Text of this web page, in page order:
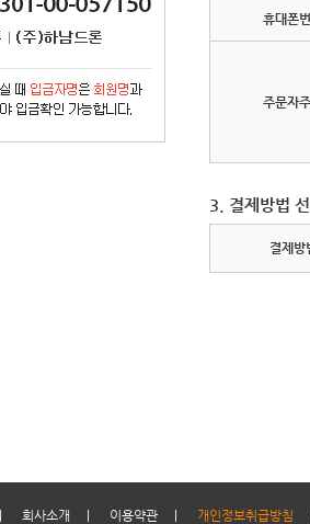
휴대폰
주문자
3. 결제방법
결제방
회사소개 이용약관 개인정보취급방침